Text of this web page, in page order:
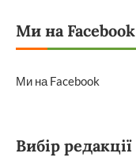
Ми на Facebook
Ми на Facebook
Вибір редакції